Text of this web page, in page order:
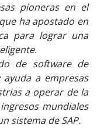
pioneras en el
ha apostado en
para lograr una
de software de
ayuda a empresas
a operar de la
mundiales
sistema de SAP.